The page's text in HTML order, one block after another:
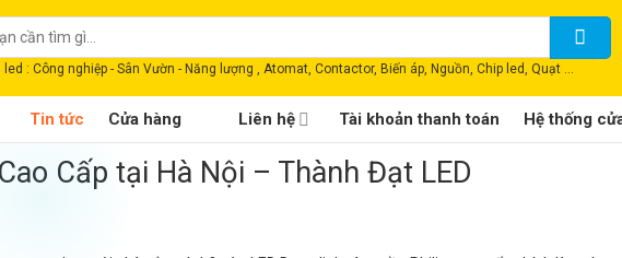
: Công nghiệp - Sân Vườn - Năng lượng , Atomat, Contactor, Biến áp, Nguồn, Chip led, Quạt ...
Tin tức Cửa hàng Liên hệ Tài khoản thanh toán Hệ thống
Cấp tại Hà Nội – Thành Đạt LED